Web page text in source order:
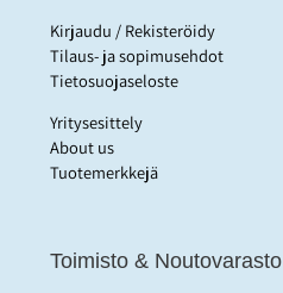
Kirjaudu / Rekisteröidy
Tilaus- ja sopimusehdot
Tietosuojaseloste
Yritysesittely
About us
Tuotemerkkejä
Toimisto & Noutovarasto